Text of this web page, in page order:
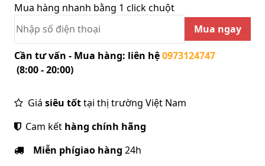
Mua hàng nhanh bằng 1 click chuột
Mua ngay
Cần tư vấn - Mua hàng: liên hệ0973124747
(8:00 - 20:00)
Giá siêu tốttại thị trường Việt Nam
Cam kết hàng chính hãng
Miễn phígiao hàng 24h